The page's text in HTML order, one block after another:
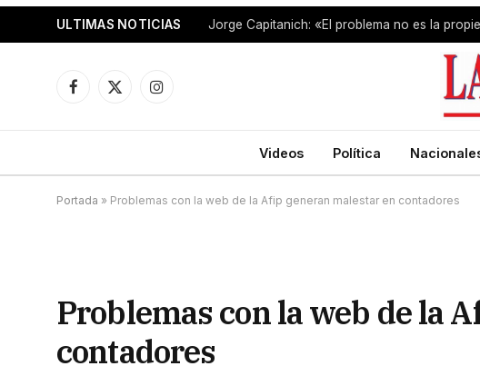
ULTIMAS NOTICIAS
Facebook
X
Instagram
Videos Política
Portada » Problemas con la web de la Afip generan malestar en contadores
Problemas con la web de la
contadores